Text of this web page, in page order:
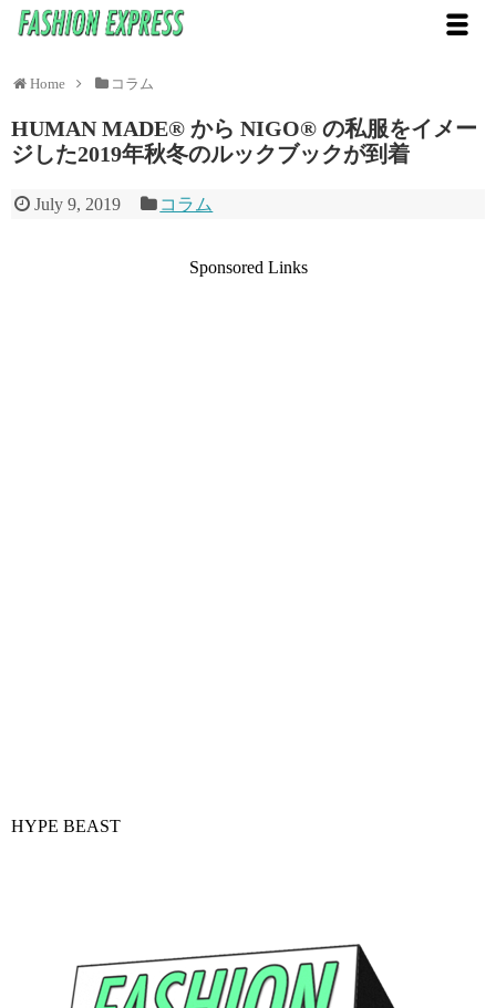
Home コラム
HUMAN MADE® から NIGO®️ の私服をイメー
ジした2019年秋冬のルックブックが到着
July 9, 2019 コラム
Sponsored Links
HYPE BEAST